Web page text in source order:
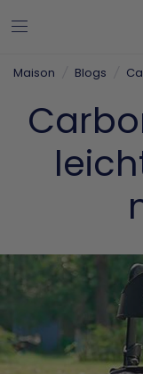
Maison Blogs